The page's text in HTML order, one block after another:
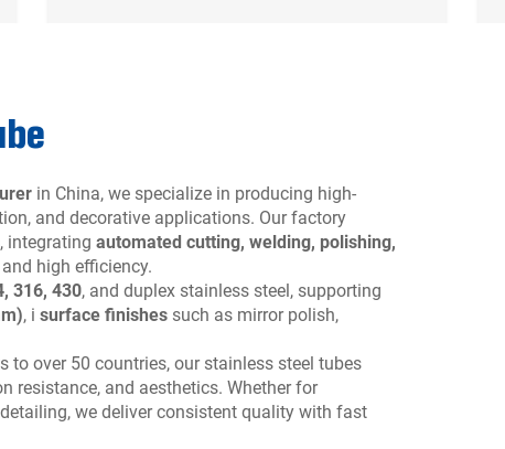
in China, we specialize in producing high-
and decorative applications. Our factory
, integrating automated cutting, welding, polishing,
high efficiency.
316, 430, and duplex stainless steel, supporting
, i surface finishes such as mirror polish,
to over 50 countries, our stainless steel tubes
resistance, and aesthetics. Whether for
we deliver consistent quality with fast